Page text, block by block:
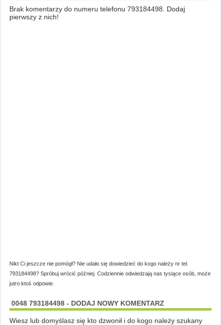
Brak komentarzy do numeru telefonu 793184498. Dodaj
pierwszy z nich!
Nikt Ci jeszcze nie pomógł? Nie udało się dowiedzieć do kogo należy nr tel.
793184498? Spróbuj wrócić później. Codziennie odwiedzają nas tysiące osób, może
jutro ktoś odpowie.
0048 793184498 - DODAJ NOWY KOMENTARZ
Wiesz lub domyślasz się kto dzwonił i do kogo należy szukany